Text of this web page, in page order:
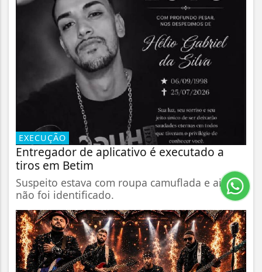
EXECUÇÃO
Entregador de aplicativo é executado a
tiros em Betim
Suspeito estava com roupa camuflada e ainda
não foi identificado.